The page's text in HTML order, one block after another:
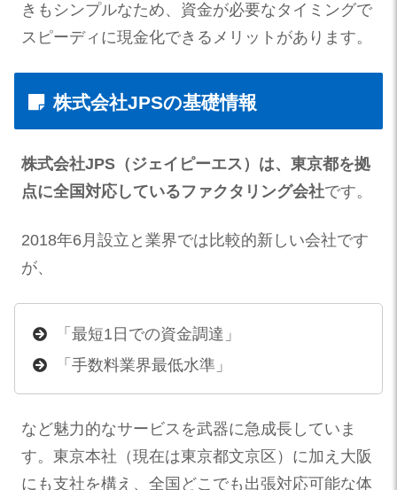
きもシンプルなため、資金が必要なタイミングで
スピーディに現金化できるメリットがあります。
株式会社JPSの基礎情報
株式会社JPS（ジェイピーエス）は、東京都を拠
点に全国対応しているファクタリング会社です。
2018年6月設立と業界では比較的新しい会社です
が、
「最短1日での資金調達」
「手数料業界最低水準」
など魅力的なサービスを武器に急成長していま
す。東京本社（現在は東京都文京区）に加え大阪
にも支社を構え、全国どこでも出張対応可能な体